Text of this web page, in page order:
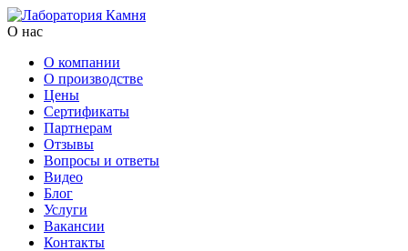
О нас
О компании
О производстве
Цены
Cертификаты
Партнерам
Отзывы
Вопросы и ответы
Видео
Блог
Услуги
Вакансии
Контакты